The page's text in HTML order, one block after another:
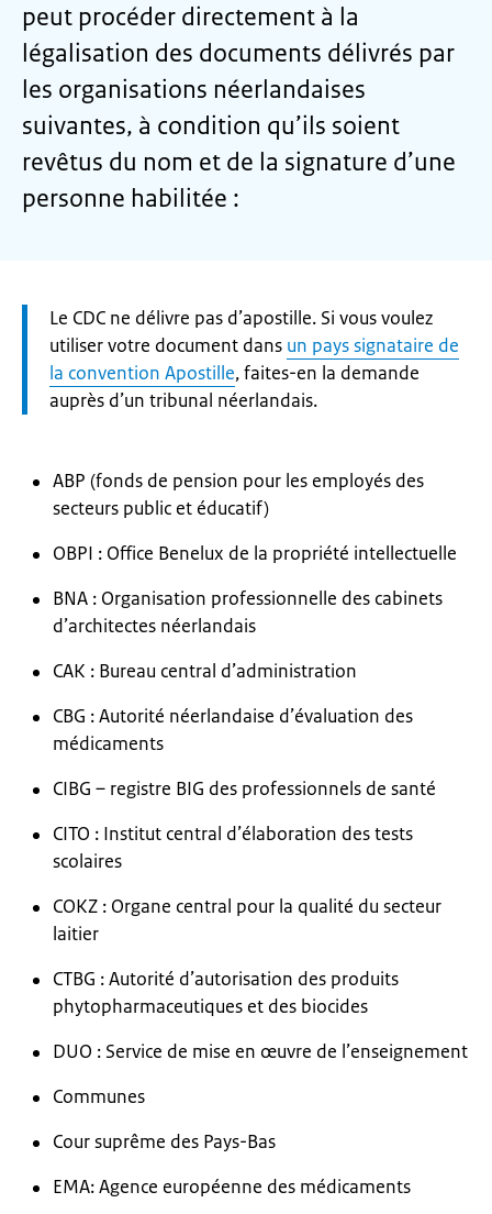
peut procéder directement à la
légalisation des documents délivrés par
les organisations néerlandaises
suivantes, à condition qu’ils soient
revêtus du nom et de la signature d’une
personne habilitée :
Let
op:
Le CDC ne délivre pas d’apostille. Si vous voulez
utiliser votre document dans un pays signataire de
la convention Apostille, faites-en la demande
auprès d’un tribunal néerlandais.
ABP (fonds de pension pour les employés des
secteurs public et éducatif)
OBPI : Office Benelux de la propriété intellectuelle
BNA : Organisation professionnelle des cabinets
d’architectes néerlandais
CAK : Bureau central d’administration
CBG : Autorité néerlandaise d’évaluation des
médicaments
CIBG – registre BIG des professionnels de santé
CITO : Institut central d’élaboration des tests
scolaires
COKZ : Organe central pour la qualité du secteur
laitier
CTBG : Autorité d’autorisation des produits
phytopharmaceutiques et des biocides
DUO : Service de mise en œuvre de l’enseignement
Communes
Cour suprême des Pays-Bas
EMA: Agence européenne des médicaments